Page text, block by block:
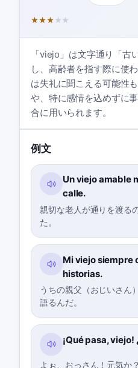
★★★ ★ ★
「viejo」は文字通り「古
し、高齢者を指す際に使
は失礼に聞こえる可能性
や、特に感情を込めずに
合に用いられます。
例文
Un viejo amable
calle.
親切な老人が通りを渡る
た。
Mi viejo siempre
historias.
うちの親父（おじいさん
語るんだ。
¡Qué pasa, viejo!
よぉ、おっさん！元気か？